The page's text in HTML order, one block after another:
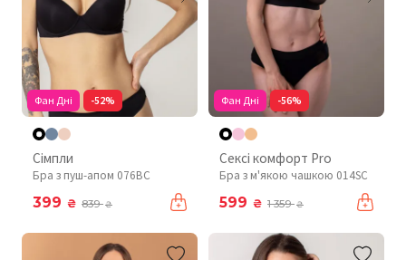
Фан Дні -52%
Сімпли
Бра з пуш-апом 076BC
399 ₴ 839₴
Фан Дні -56%
Сексі комфорт Pro
Бра з м'якою чашкою 014SC
599 ₴ 1 359₴